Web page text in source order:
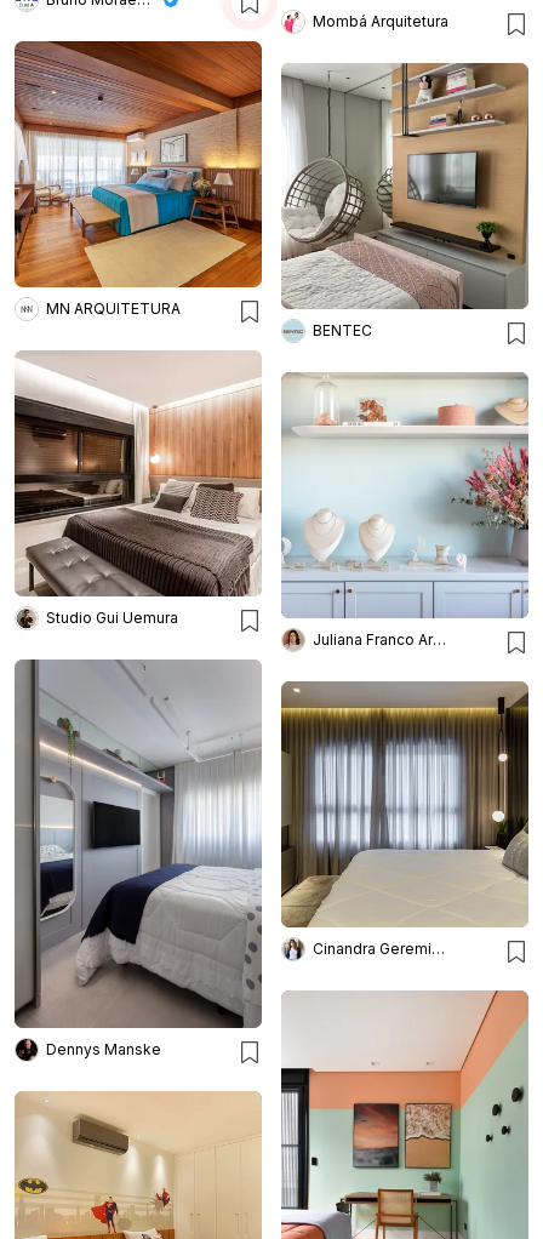
Mombá Arquitetura
MN ARQUITETURA
BENTEC
Studio Gui Uemura
Juliana Franco Arquitetura e Interiores
Dennys Manske
Cinandra Geremia Arquitetura